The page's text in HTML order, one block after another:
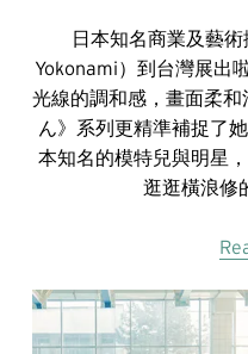
日本知名商業及藝
Yokonami）到台灣展出
光線的調和感，畫面柔和
ん》系列更精準補捉了
本知名的模特兒與明星
逛逛橫浪修